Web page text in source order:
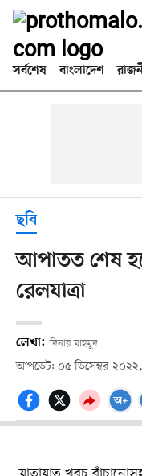
সর্বশেষ বাংলাদেশ
ছবি
আপাতত শেষ
রেলযাত্রা
লেখা: দিনার মাহমুদ
আপডেট: ০৫ ডিসেম্বর